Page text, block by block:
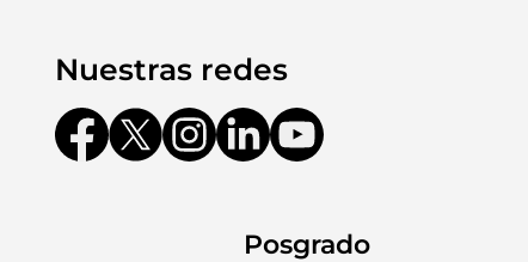
Nuestras redes
Posgrado